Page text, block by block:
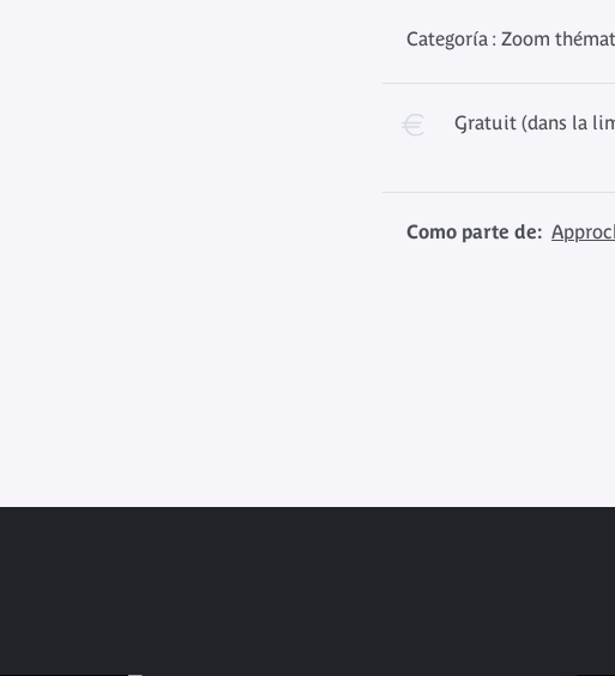
Categoría : Zoom
Gratuit (dans la
Como parte de: